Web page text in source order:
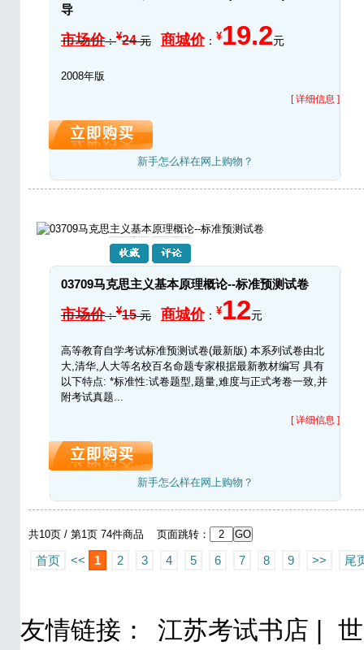
导
市场价：¥24元 商城价： ¥19.2元
2008年版
[ 详细信息 ]
新手怎么样在网上购物？
03709马克思主义基本原理概论--标准预测试卷
市场价：¥15元 商城价： ¥12元
高等教育自学考试标准预测试卷(最新版) 本系列试卷由北
大,清华,人大等名校百名命题专家根据最新教材编写 具有
以下特点: *标准性:试卷题型,题量,难度与正式考卷一致,并
附考试真题...
[ 详细信息 ]
新手怎么样在网上购物？
共10页 / 第1页 74件商品 页面跳转：
首页 << 1 2 3 4 5 6 7 8 9 >> 尾
友情链接： 江苏考试书店 |